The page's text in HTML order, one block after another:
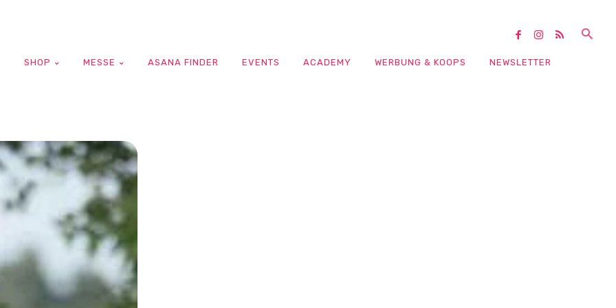
SHOP MESSE ASANA FINDER EVENTS ACADEMY WERBUNG & KOOPS NEWSLETTER